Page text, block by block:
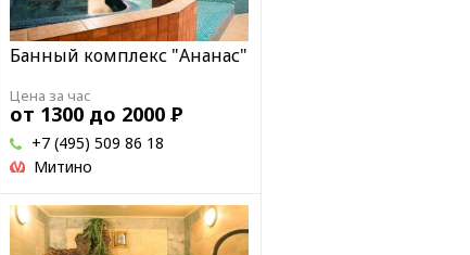
Банный комплекс "Ананас"
Цена за час
от 1300 до 2000 Р
Митино
+7 (495) 509 86 18